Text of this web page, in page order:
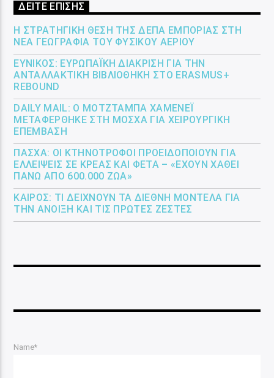
ΔΕΙΤΕ ΕΠΙΣΗΣ
Η ΣΤΡΑΤΗΓΙΚΉ ΘΈΣΗ ΤΗΣ ΔΕΠΑ ΕΜΠΟΡΊΑΣ ΣΤΗ
ΝΈΑ ΓΕΩΓΡΑΦΊΑ ΤΟΥ ΦΥΣΙΚΟΎ ΑΕΡΊΟΥ
ΕΎΝΙΚΟΣ: ΕΥΡΩΠΑΪΚΉ ΔΙΆΚΡΙΣΗ ΓΙΑ ΤΗΝ
ΑΝΤΑΛΛΑΚΤΙΚΉ ΒΙΒΛΙΟΘΉΚΗ ΣΤΟ ERASMUS+
REBOUND
DAILY MAIL: Ο ΜΟΤΖΤΆΜΠΑ ΧΑΜΕΝΕΪ́
ΜΕΤΑΦΈΡΘΗΚΕ ΣΤΗ ΜΌΣΧΑ ΓΙΑ ΧΕΙΡΟΥΡΓΙΚΉ
ΕΠΈΜΒΑΣΗ
ΠΆΣΧΑ: ΟΙ ΚΤΗΝΟΤΡΌΦΟΙ ΠΡΟΕΙΔΟΠΟΙΟΎΝ ΓΙΑ
ΕΛΛΕΊΨΕΙΣ ΣΕ ΚΡΈΑΣ ΚΑΙ ΦΈΤΑ – «ΈΧΟΥΝ ΧΑΘΕΊ
ΠΆΝΩ ΑΠΌ 600.000 ΖΏΑ»
ΚΑΙΡΌΣ: ΤΙ ΔΕΊΧΝΟΥΝ ΤΑ ΔΙΕΘΝΉ ΜΟΝΤΈΛΑ ΓΙΑ
ΤΗΝ ΆΝΟΙΞΗ ΚΑΙ ΤΙΣ ΠΡΏΤΕΣ ΖΈΣΤΕΣ
Name*